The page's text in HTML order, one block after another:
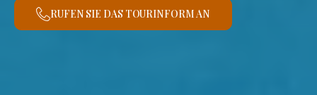
RUFEN SIE DAS TOURINFORM AN